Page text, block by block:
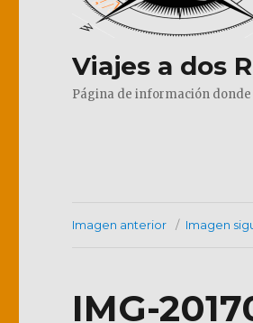
Viajes a dos
Página de información donde
Imagen anterior Imagen
IMG-